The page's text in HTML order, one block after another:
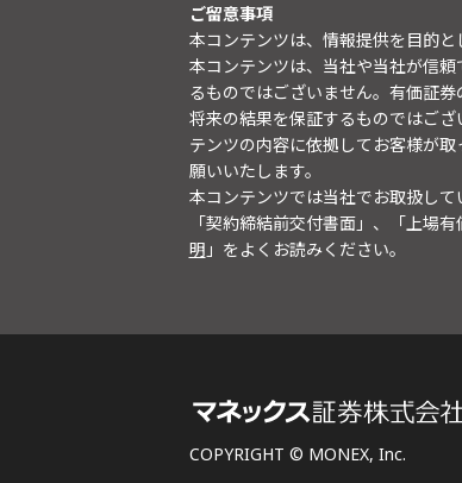
ご留意事項
本コンテンツは、情報提供を目的と
本コンテンツは、当社や当社が信
るものではございません。有価証
将来の結果を保証するものではご
テンツの内容に依拠してお客様が
願いいたします。
本コンテンツでは当社でお取扱し
「契約締結前交付書面」、「上場
明 」をよくお読みください。
COPYRIGHT © MONEX, Inc.